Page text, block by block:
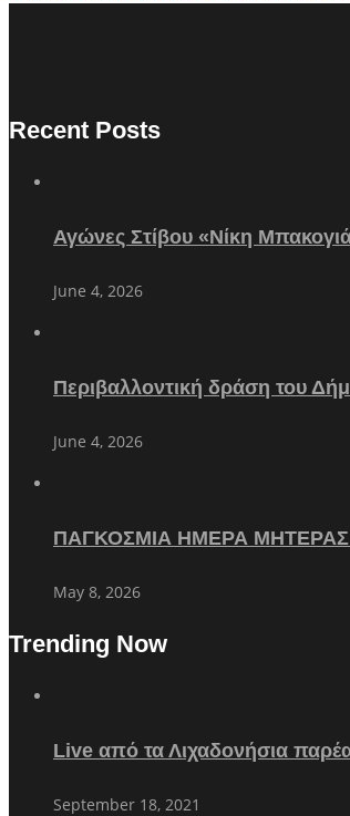
Recent Posts
Αγώνες Στίβου «Νίκη
June 4, 2026
Περιβαλλοντική δράση του
June 4, 2026
ΠΑΓΚΟΣΜΙΑ ΗΜΕΡΑ ΜΗΤΕΡΑΣ
May 8, 2026
Trending Now
Live από τα Λιχαδονήσια
September 18, 2021